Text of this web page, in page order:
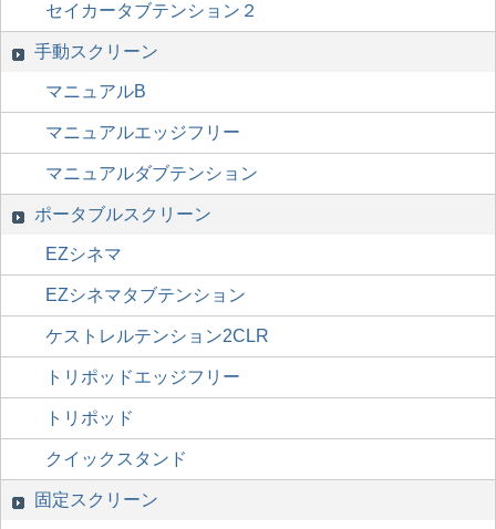
セイカータブテンション２
手動スクリーン
マニュアルB
マニュアルエッジフリー
マニュアルダブテンション
ポータブルスクリーン
EZシネマ
EZシネマタブテンション
ケストレルテンション2CLR
トリポッドエッジフリー
トリポッド
クイックスタンド
固定スクリーン